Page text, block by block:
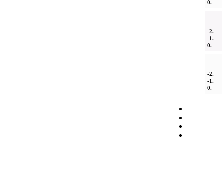
0.
-2.
-1.
0.
-2.
-1.
0.